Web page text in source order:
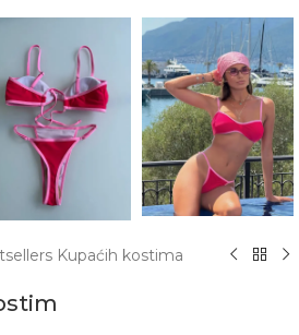
Kupaćih kostima